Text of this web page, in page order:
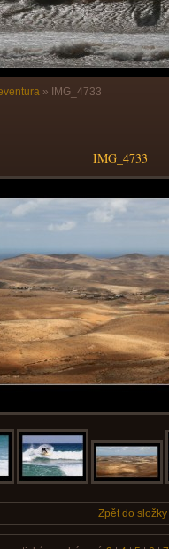
» IMG_4733
IMG_4733
Zpět do složky